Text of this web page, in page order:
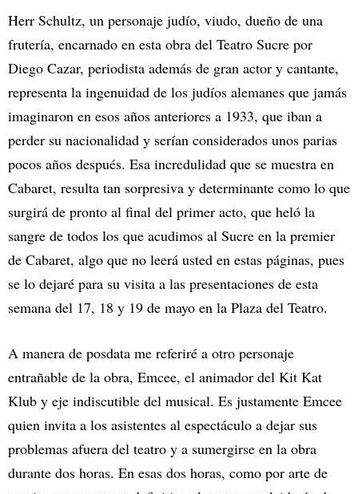
Herr Schultz, un personaje judío, viudo, dueño de una
frutería, encarnado en esta obra del Teatro Sucre por
Diego Cazar, periodista además de gran actor y cantante,
representa la ingenuidad de los judíos alemanes que jamás
imaginaron en esos años anteriores a 1933, que iban a
perder su nacionalidad y serían considerados unos parias
pocos años después. Esa incredulidad que se muestra en
Cabaret, resulta tan sorpresiva y determinante como lo que
surgirá de pronto al final del primer acto, que heló la
sangre de todos los que acudimos al Sucre en la premier
de Cabaret, algo que no leerá usted en estas páginas, pues
se lo dejaré para su visita a las presentaciones de esta
semana del 17, 18 y 19 de mayo en la Plaza del Teatro.
A manera de posdata me referiré a otro personaje
entrañable de la obra, Emcee, el animador del Kit Kat
Klub y eje indiscutible del musical. Es justamente Emcee
quien invita a los asistentes al espectáculo a dejar sus
problemas afuera del teatro y a sumergirse en la obra
durante dos horas. En esas dos horas, como por arte de